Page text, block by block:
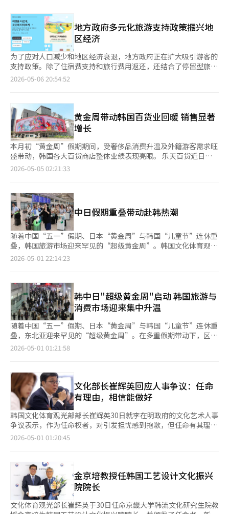
地方政府多元化旅游支持政策振兴地
区经济
为了应对人口减少和地区经济衰退，地方政府正在扩大吸引游客的
支持政策。除了住宿费支持和旅行费用返还，还结合了停留型旅游
和环保项目，进一步多样化了以旅游为主的地区振兴战略。5月6
宿”的理念，通过市民参与型宣传扩大碳中和旅行。目标对象是直
接使用全州绿色住宿参与酒店的游客，参与者将通过实际住宿和体
验了解环保旅行方式。入选的记者团将在全州地区住宿，执行如使
用公共交通、践行零废弃等环保旅行任务。住宿费由个人承担，但
将提供包括零废弃牙刷和交通卡在内的环保欢迎礼包。体验后需在
规定时间内撰写1000字以上的体验内容，完成任务和体验的参与
者将获得稿费。最近，地方政府正在扩大各种旅行支持政策。自4
月起，文化体育观光部和韩国观光公社正在推进“半价旅行”项
至全国16个地区，包括江原、全南、庆南等。该支持以地区爱心商
品券形式返还，旨在促进地区内消费。通过预申请和审批，可获得
移动地区爱心商品券。行政安全部也将今年指定为“岛屿访问
年”，实施住宿费支持政策。主要在夏季假期和国际活动期间支持
岛屿地区游客的住宿费，旨在引导停留型旅游。计划在夏季假期和
9月举办的“2026丽水世界岛屿博览会”期间集中支持。停留型旅
游支持也在增加。忠南洪城、庆北金泉、全北部分地方政府通
过“一个月生活”项目支持住宿费和体验费，鼓励长期停留。这是
成。地方政府的旅游政策正从简单的折扣或补贴支付演变为多种形
式。特别是随着移动商品券支付、预申请系统等数字化行政的结
合，政策执行方式也在发生变化。在地方政府将旅游作为地区经济
复苏的核心手段的背景下，预计未来将进一步扩大结合环保、停留
型和参与型元素的政策。文化体育观光部部长崔辉英表示：“‘地
区爱心假期支持’项目是完善地方政府成功模式并在全国推广的有
意义的项目。”他还表示：“此次试点项目将为因人口减少而面临
困难的地区注入新活力，并为国民提供经济实惠且愉快的国内旅行
2026-05-06 20:54:52
黄金周带动韩国百货业回暖 销售显著
增长
本月初“黄金周”假期期间，受奢侈品消费升温及外籍游客需求旺
盛带动，韩国各大百货商店整体业绩表现亮眼。 乐天百货近日发
布数据显示，本月1日至3日销售额同比增长35%，其中海外奢侈
85%，釜山本店更是激增190%。乐天百货分析认为，假期期间访
韩外籍游客数量大幅增加，叠加引入中国台湾LINE Pay等本地化支
付方式提升消费便利性，共同推动外籍消费强劲增长。 新世界百
货同样录得强劲增长。同期销售额同比增长39.7%，其中奢侈品销
售增长52.3%，高端珠宝更大幅攀升73.9%。男装、女装、运动、
餐饮及家居等品类均实现两位数增长。值得关注的是，新世界百货
本店外籍游客销售额同比劲增约190.6%，近乎翻三倍。从消费结
构来看，外籍游客消费主要集中于奢侈精品，同比增长297.9%；
现代百货亦呈现类似态势，整体销售额同比增长31.3%。其
中，“THE HYUNDAI SEOUL”门店外籍销售额同比增长
140.8%，成为拉动业绩增长的重要支撑。 随着假期初期消费热度
已充分显现，业内预计贯穿整周的“黄金周”效应将进一步释放。
韩国文化体育观光部预计，假期期间访韩日本游客约8万至9万人
次，中国游客约10万至11万人次。
2026-05-05 02:21:33
中日假期重叠带动赴韩热潮
随着中国“五一”假期、日本“黄金周”与韩国“儿童节”连休重
叠，韩国旅游市场迎来罕见的“超级黄金周”。韩国文化体育观光
部预计，此次假期期间将有约8万至9万名日本游客、10万至11万
2026-05-01 22:14:23
韩中日"超级黄金周"启动 韩国旅游与
消费市场迎来集中升温
随着中国“五一”假期、日本“黄金周”与韩国“儿童节”连休重
叠，东北亚迎来罕见的“超级黄金周”。在多重假期带动下，区域
内出行与消费需求集中释放，韩国作为近距离热门旅游目的地，赴
量将达到约15.2亿人次，创历史新高。尽管国际油价上涨导致部分
出境游需求转向国内长线旅游，但整体出行热度依然维持高位。与
此同时，日本“黄金周”最长可达8天，旅行社预计约八成日本出
境游客将选择韩国等亚洲近距离目的地。 在此背景下，赴韩外籍
游客明显增加。业内预计，假期期间中国、日本赴韩游客规模将达
到约20万人次，首尔在多个旅游平台搜索与预订榜单中位居前列。
与此同时，高油价推动短途出行趋势持续扩大，韩国国内旅游需求
同步升温，带动酒店及度假村预订增加。韩国政府也正通过增加济
随客流增长，韩国流通业也迎来重要“窗口期”。各大百货、免税
店及零售企业纷纷加大布局力度，从以往单一价格促销转向“购物
+体验”综合策略，通过整合商业设施与文化内容提升消费吸引
力。 部分企业依托大型商业综合体，将购物、娱乐及观光资源相
结合，以延长游客停留时间；同时全面引入多元移动支付方式，提
高外籍游客消费便利性。也有企业通过在机场发放购物优惠券、举
2026-05-01 01:21:58
文化部长崔辉英回应人事争议：任命
有理由，相信能做好
韩国文化体育观光部部长崔辉英30日就李在明政府的文化艺术人事
争议表示，作为任命权者，对引发担忧感到抱歉，但任命有其理
由。崔辉英在首尔国立现代美术馆的会议上表示，国民对政府有很
对此，崔辉英回应称，任命可能因视角不同而产生差异，需接受批
评视角，但对人身攻击感到遗憾。崔辉英强调，政府透明运作，愿
意解释任命决定，并相信被任命者能胜任。此前，文化界在青瓦台
前抗议李在明政府的文化艺术机构负责人任命，批评其缺乏明确标
准和程序。
2026-05-01 01:20:45
金京培教授任韩国工艺设计文化振兴
院院长
文化体育观光部长崔辉英于30日任命京畿大学韩流文化研究生院教